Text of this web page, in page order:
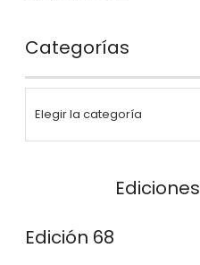
Categorías
Ediciones
Edición 68